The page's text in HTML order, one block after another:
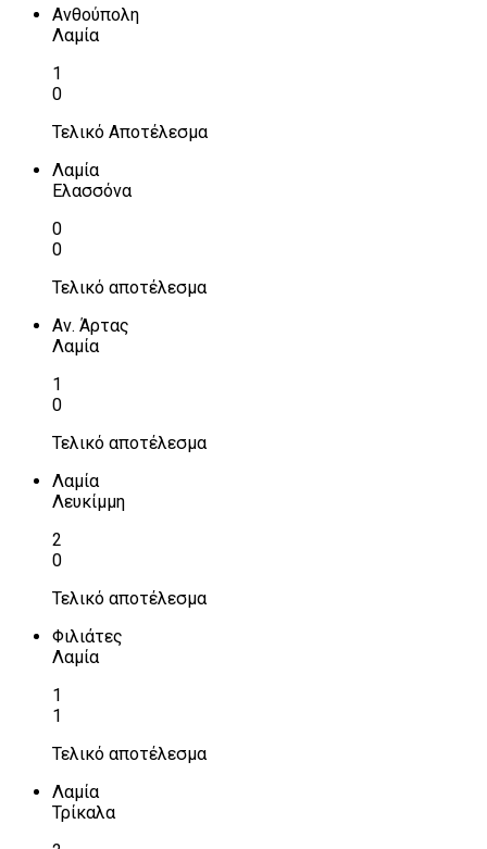
Ανθούπολη
Λαμία
1
0
Τελικό Αποτέλεσμα
Λαμία
Ελασσόνα
0
0
Τελικό αποτέλεσμα
Αν. Άρτας
Λαμία
1
0
Τελικό αποτέλεσμα
Λαμία
Λευκίμμη
2
0
Τελικό αποτέλεσμα
Φιλιάτες
Λαμία
1
1
Τελικό αποτέλεσμα
Λαμία
Τρίκαλα